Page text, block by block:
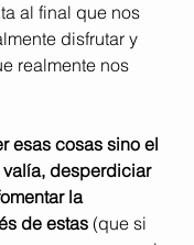
al final que nos
disfrutar y
realmente nos
esas cosas sino el
valía, desperdiciar
la
de estas (que si